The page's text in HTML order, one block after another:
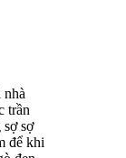
trần
sợ
để khi